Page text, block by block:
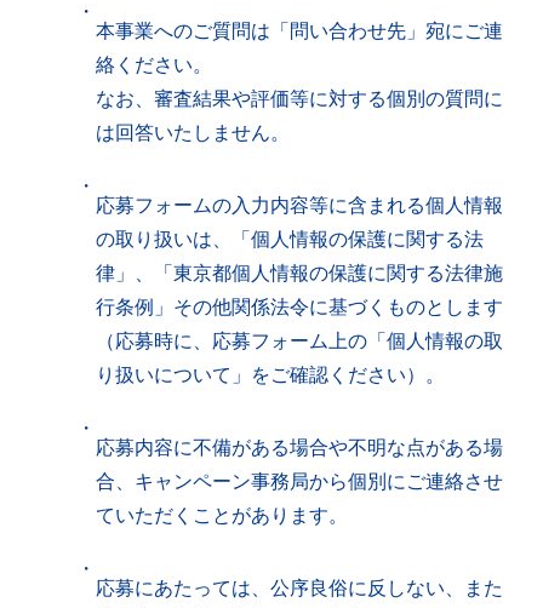
・
本事業へのご質問は「問い合わせ先」宛にご連
絡ください。
なお、審査結果や評価等に対する個別の質問に
は回答いたしません。
・
応募フォームの入力内容等に含まれる個人情報
の取り扱いは、「個人情報の保護に関する法
律」、「東京都個人情報の保護に関する法律施
行条例」その他関係法令に基づくものとします
（応募時に、応募フォーム上の「個人情報の取
り扱いについて」をご確認ください）。
・
応募内容に不備がある場合や不明な点がある場
合、キャンペーン事務局から個別にご連絡させ
ていただくことがあります。
・
応募にあたっては、公序良俗に反しない、また